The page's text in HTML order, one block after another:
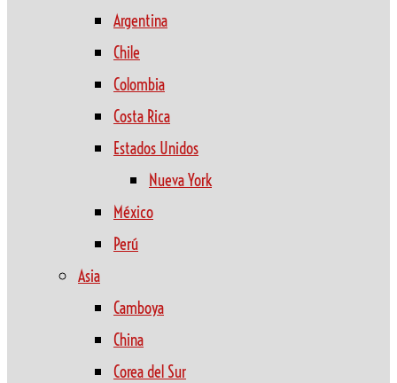
Argentina
Chile
Colombia
Costa Rica
Estados Unidos
Nueva York
México
Perú
Asia
Camboya
China
Corea del Sur